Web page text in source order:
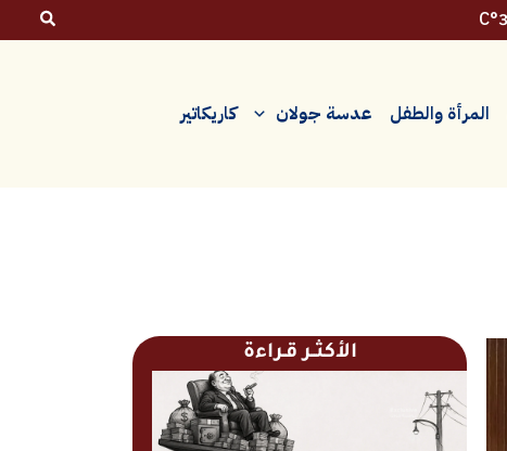
المرأة والطفل عدسة جولان كاريكاتير
الأكثــر قـراءة